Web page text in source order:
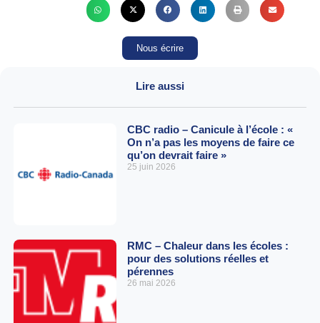
Nous écrire
Lire aussi
CBC radio – Canicule à l’école : «
On n’a pas les moyens de faire ce
qu’on devrait faire »
25 juin 2026
RMC – Chaleur dans les écoles :
pour des solutions réelles et
pérennes
26 mai 2026